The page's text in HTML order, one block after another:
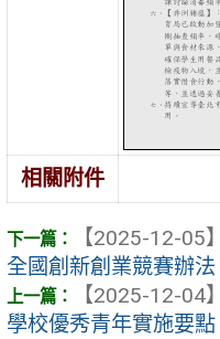
相關附件
【2025-12-05】
全國創新創業競賽辦法
【2025-12-04】
學校優秀青年實施要點